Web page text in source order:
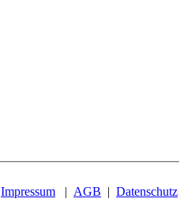
Impressum | AGB | Datenschutz